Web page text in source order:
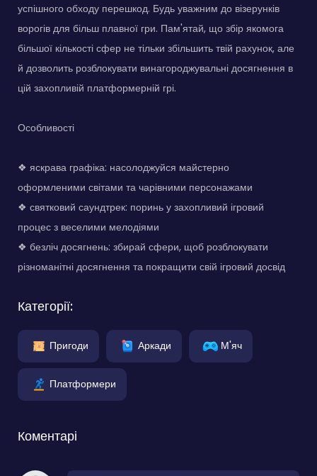
успішного обходу перешкод. Будь уважним до візерунків
ворогів для більш плавної гри. Пам'ятай, що збір якомога
більшої кількості сфер не тільки збільшить твій рахунок, але
й дозволить розблокувати винагороджувальні досягнення в
цій захопливій платформерній грі.
Особливості
❖ яскрава графіка: насолоджуйся майстерно
оформленими світами та чарівними персонажами
❖ святковий саундтрек: поринь у захопливий ігровий
процес з веселими мелодіями
❖ безліч досягнень: збирай сфери, щоб розблокувати
різноманітні досягнення та покращити свій ігровий досвід
Категорії:
Пригоди Аркади М'яч
Платформери
Коментарі